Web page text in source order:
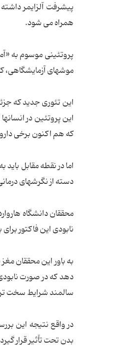
پیشرفت آلزایمر
همراه می شود.
پروتئینی موسوم به
موشهای آزمایشگاهی،
این پروتئین در
که هم اکنون برخی
اما در نقطه مقابل
دسته از نگرشهای
محققان دانشگاه
نابودی این فاکتور
دهد که در صورت
سالمند شرایط سخت
در واقع نتیجه این
بدن تحت تأثیر قرار